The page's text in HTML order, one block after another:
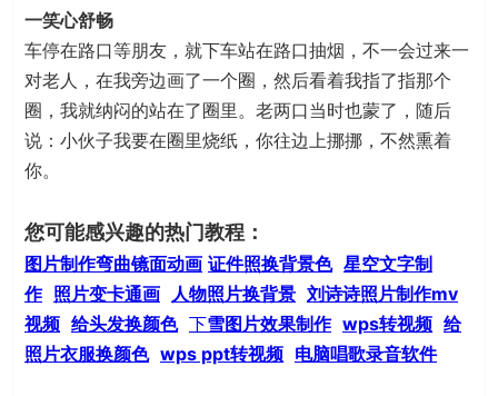
一笑心舒畅
车停在路口等朋友，就下车站在路口抽烟，不一会过来一
对老人，在我旁边画了一个圈，然后看着我指了指那个
圈，我就纳闷的站在了圈里。老两口当时也蒙了，随后
说：小伙子我要在圈里烧纸，你往边上挪挪，不然熏着
你。
您可能感兴趣的热门教程：
图片制作弯曲镜面动画 证件照换背景色 星空文字制
作 照片变卡通画 人物照片换背景 刘诗诗照片制作mv
视频 给头发换颜色 下雪图片效果制作 wps转视频 给
照片衣服换颜色 wps ppt转视频 电脑唱歌录音软件